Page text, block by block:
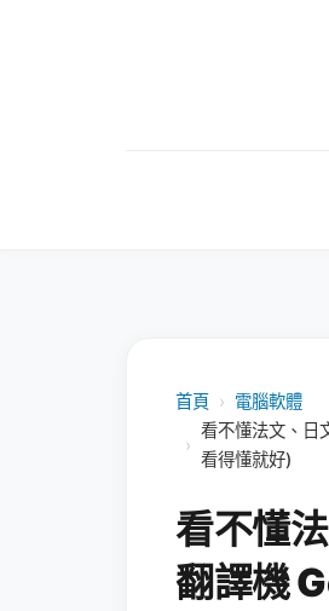
首頁 › 電腦軟體
›
看不懂法文、日
看得懂就好)
看不懂
翻譯機